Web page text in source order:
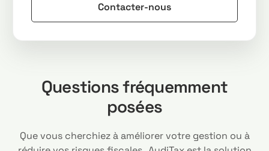
Contacter-nous
Questions fréquemment
posées
Que vous cherchiez à améliorer votre gestion ou à